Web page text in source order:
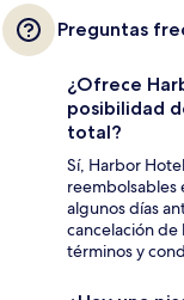
Preguntas
¿Ofrece
posibilidad
total?
Sí, Harbor
reembolsables
algunos días
cancelación de
términos y